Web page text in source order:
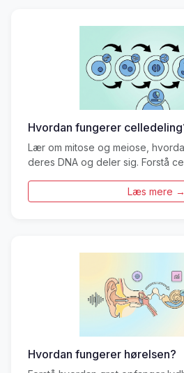
Hvordan fungerer
Lær om mitose og meiose,
deres DNA og deler sig. Forstå
Læs mere →
Hvordan fungerer hørelsen?